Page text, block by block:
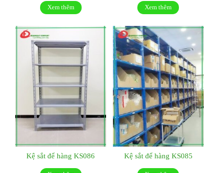
Xem thêm Xem thêm
Kệ sắt để hàng KS086 Kệ sắt để hàng KS085